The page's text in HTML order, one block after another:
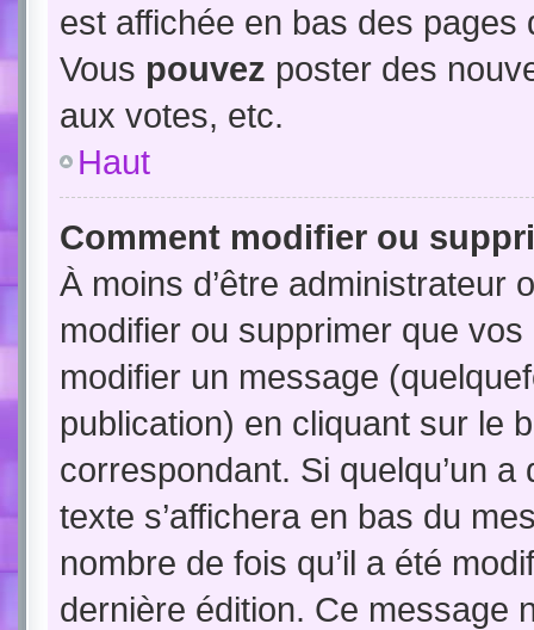
est affichée en bas des
Vous pouvez poster des
aux votes, etc.
Haut
Comment modifier ou
À moins d’être administrateur
modifier ou supprimer que
modifier un message
publication) en cliquant sur le
correspondant. Si quelqu’un
texte s’affichera en bas du
nombre de fois qu’il a été
dernière édition. Ce message